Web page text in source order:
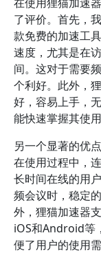
了评价。首先，
款免费的加速工
速度，尤其是在
间。这对于需要
个利好。此外，
好，容易上手，
能快速掌握其使用
另一个显著的优
在使用过程中，
长时间在线的用
频会议时，稳定
外，狸猫加速器
iOS和Android等
便了用户的使用需